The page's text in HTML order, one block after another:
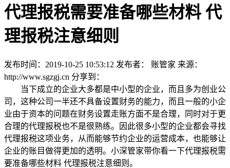
代理报税需要准备哪些材料 代
理报税注意细则
发布时间：2019-10-25 10:53:12 发布者： 账管家 来源：
http://www.sgzgj.cn 分享到：
当下成立的企业大多都是中小型的企业，而且多为创业公
司，这种公司一半还不具备设置财务的能力，而且一般的小企
业由于资本的问题在财务设置走账方面不是合理，同时对于更
合理的代理报税也不是很熟练。因此很多小型的企业都会寻找
代理报税这项业务，从而能够节约企业的运营成本，也能够让
企业的账目做得更加的透明。小深管家带你看一下代理报税需
要准备哪些材料 代理报税注意细则。